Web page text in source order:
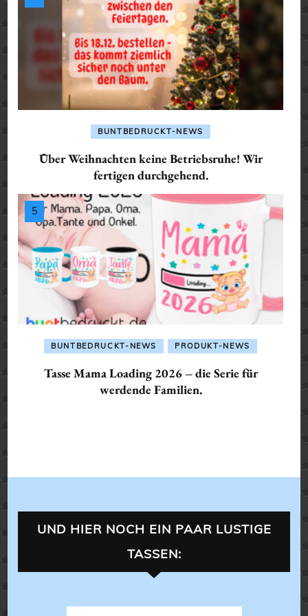
BUNTBEDRUCKT-NEWS
Über Weihnachten keine Betriebsruhe! Wir
fertigen durchgehend.
BUNTBEDRUCKT-NEWS PRODUKT-NEWS
Tasse Mama Loading 2026 – die Serie für
werdende Familien.
UND HIER NOCH EIN PAAR LUSTIGE
TASSEN: